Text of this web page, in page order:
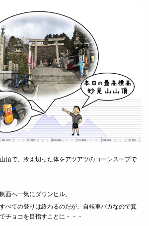
頂で、冷え切った体をアツアツのコーンスープで
面へ一気にダウンヒル。
べての登りは終わるのだが、自転車バカなので箕
チョコを目指すことに・・・